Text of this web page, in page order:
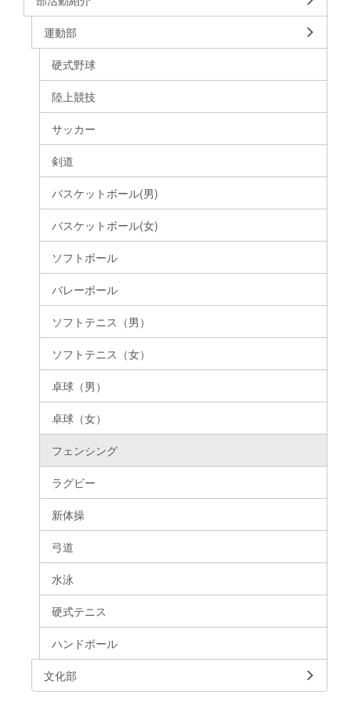
運動部
硬式野球
陸上競技
サッカー
剣道
バスケットボール(男)
バスケットボール(女)
ソフトボール
バレーボール
ソフトテニス（男）
ソフトテニス（女）
卓球（男）
卓球（女）
フェンシング
ラグビー
新体操
弓道
水泳
硬式テニス
ハンドボール
文化部